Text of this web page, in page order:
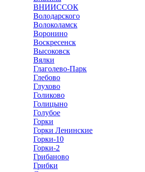
ВНИИССОК
Володарского
Волоколамск
Воронино
Воскресенск
Высоковск
Вялки
Глаголево-Парк
Глебово
Глухово
Голиково
Голицыно
Голубое
Горки
Горки Ленинские
Горки-10
Горки-2
Грибаново
Грибки